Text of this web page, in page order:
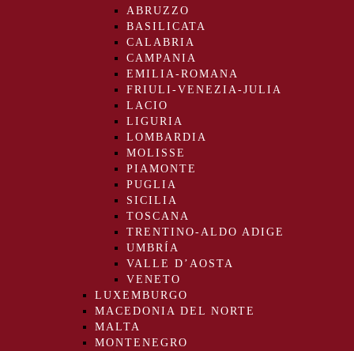
ABRUZZO
BASILICATA
CALABRIA
CAMPANIA
EMILIA-ROMANA
FRIULI-VENEZIA-JULIA
LACIO
LIGURIA
LOMBARDIA
MOLISSE
PIAMONTE
PUGLIA
SICILIA
TOSCANA
TRENTINO-ALDO ADIGE
UMBRÍA
VALLE D’AOSTA
VENETO
LUXEMBURGO
MACEDONIA DEL NORTE
MALTA
MONTENEGRO